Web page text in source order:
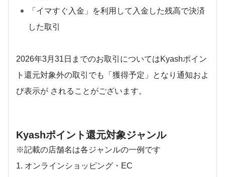
「イマすぐ入金」を利用して入金した残高で決済
した取引
2026年3月31日までのお取引についてはKyashポイン
ト還元対象外の取引でも「獲得予定」となり通知およ
び表示が されることがございます。
Kyashポイント還元対象ジャンル
※記載の店舗名は各ジャンルの一例です
1. オンラインショッピング・EC